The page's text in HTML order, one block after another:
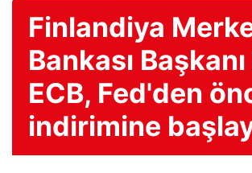
Finlandiya
Bankası
ECB, Fed'den
indirimine